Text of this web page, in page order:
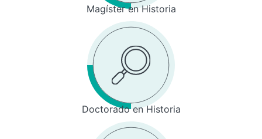
Magíster en Historia
Doctorado en Historia